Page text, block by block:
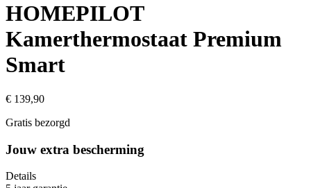
HOMEPILOT
Kamerthermostaat Premium
Smart
€ 139,90
Gratis bezorgd
Jouw extra bescherming
Details